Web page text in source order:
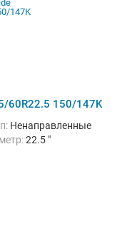
60R22.5 150/147K
Ненаправленные
22.5 "